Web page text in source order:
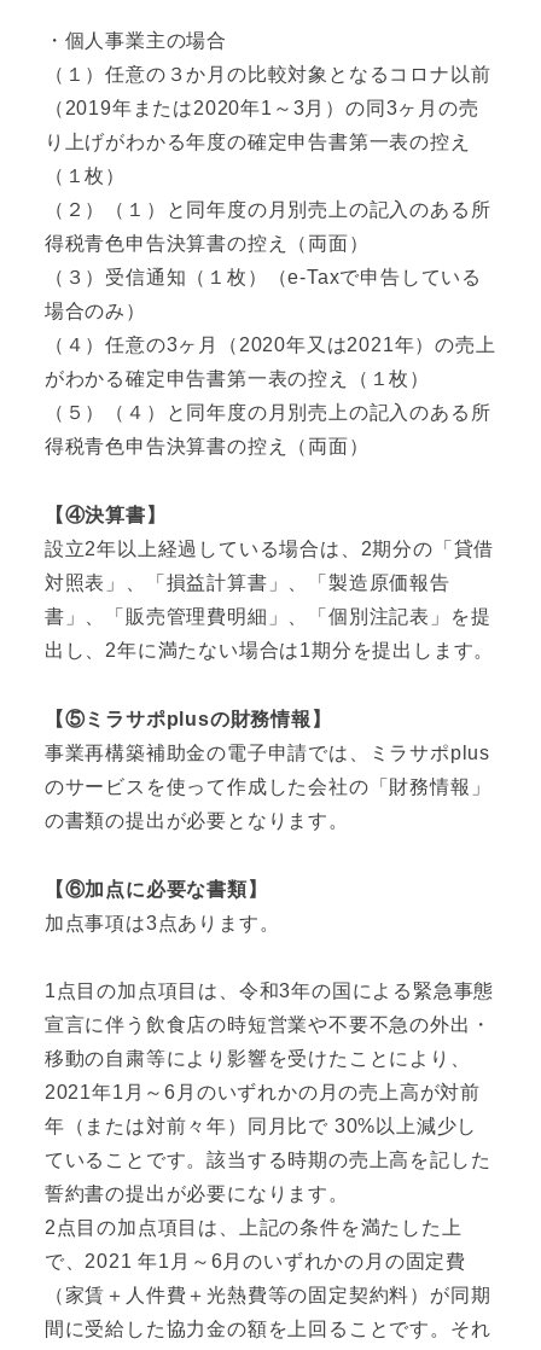
・個人事業主の場合
（１）任意の３か月の比較対象となるコロナ以前
（2019年または2020年1～3月）の同3ヶ月の売
り上げがわかる年度の確定申告書第一表の控え
（１枚）
（２）（１）と同年度の月別売上の記入のある所
得税青色申告決算書の控え（両面）
（３）受信通知（１枚）（e-Taxで申告している
場合のみ）
（４）任意の3ヶ月（2020年又は2021年）の売上
がわかる確定申告書第一表の控え（１枚）
（５）（４）と同年度の月別売上の記入のある所
得税青色申告決算書の控え（両面）
【④決算書】
設立2年以上経過している場合は、2期分の「貸借
対照表」、「損益計算書」、「製造原価報告
書」、「販売管理費明細」、「個別注記表」を提
出し、2年に満たない場合は1期分を提出します。
【⑤ミラサポplusの財務情報】
事業再構築補助金の電子申請では、ミラサポplus
のサービスを使って作成した会社の「財務情報」
の書類の提出が必要となります。
【⑥加点に必要な書類】
加点事項は3点あります。
1点目の加点項目は、令和3年の国による緊急事態
宣言に伴う飲食店の時短営業や不要不急の外出・
移動の自粛等により影響を受けたことにより、
2021年1月～6月のいずれかの月の売上高が対前
年（または対前々年）同月比で 30%以上減少し
ていることです。該当する時期の売上高を記した
誓約書の提出が必要になります。
2点目の加点項目は、上記の条件を満たした上
で、2021 年1月～6月のいずれかの月の固定費
（家賃＋人件費＋光熱費等の固定契約料）が同期
間に受給した協力金の額を上回ることです。それ